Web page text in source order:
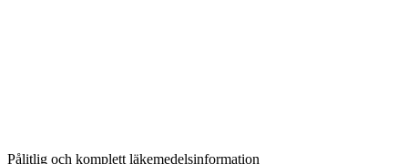
Pålitlig och komplett läkemedelsinformation